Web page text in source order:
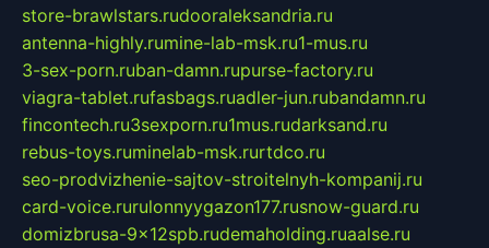
store-brawlstars.rudooraleksandria.ru
antenna-highly.rumine-lab-msk.ru1-mus.ru
3-sex-porn.ruban-damn.rupurse-factory.ru
viagra-tablet.rufasbags.ruadler-jun.rubandamn.ru
fincontech.ru3sexporn.ru1mus.rudarksand.ru
rebus-toys.ruminelab-msk.rurtdco.ru
seo-prodvizhenie-sajtov-stroitelnyh-kompanij.ru
card-voice.rurulonnyygazon177.rusnow-guard.ru
domizbrusa-9x12spb.rudemaholding.ruaalse.ru